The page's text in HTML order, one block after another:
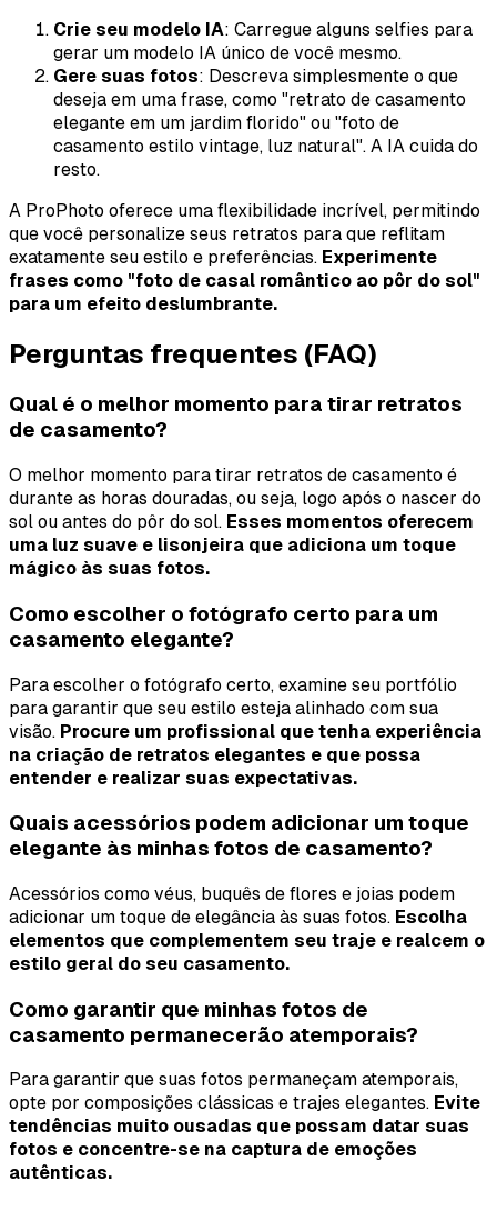
Crie seu modelo IA: Carregue alguns selfies para
gerar um modelo IA único de você mesmo.
Gere suas fotos: Descreva simplesmente o que
deseja em uma frase, como "retrato de casamento
elegante em um jardim florido" ou "foto de
casamento estilo vintage, luz natural". A IA cuida do
resto.
A ProPhoto oferece uma flexibilidade incrível, permitindo
que você personalize seus retratos para que reflitam
exatamente seu estilo e preferências. Experimente
frases como "foto de casal romântico ao pôr do sol"
para um efeito deslumbrante.
Perguntas frequentes (FAQ)
Qual é o melhor momento para tirar retratos
de casamento?
O melhor momento para tirar retratos de casamento é
durante as horas douradas, ou seja, logo após o nascer do
sol ou antes do pôr do sol. Esses momentos oferecem
uma luz suave e lisonjeira que adiciona um toque
mágico às suas fotos.
Como escolher o fotógrafo certo para um
casamento elegante?
Para escolher o fotógrafo certo, examine seu portfólio
para garantir que seu estilo esteja alinhado com sua
visão. Procure um profissional que tenha experiência
na criação de retratos elegantes e que possa
entender e realizar suas expectativas.
Quais acessórios podem adicionar um toque
elegante às minhas fotos de casamento?
Acessórios como véus, buquês de flores e joias podem
adicionar um toque de elegância às suas fotos. Escolha
elementos que complementem seu traje e realcem o
estilo geral do seu casamento.
Como garantir que minhas fotos de
casamento permanecerão atemporais?
Para garantir que suas fotos permaneçam atemporais,
opte por composições clássicas e trajes elegantes. Evite
tendências muito ousadas que possam datar suas
fotos e concentre-se na captura de emoções
autênticas.